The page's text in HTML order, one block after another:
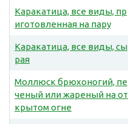
Каракатица, все виды, пр
иготовленная на пару
Каракатица, все виды, сы
рая
Моллюск брюхоногий, пе
ченый или жареный на от
крытом огне